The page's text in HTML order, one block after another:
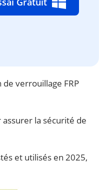
verrouillage FRP
assurer la sécurité de
et utilisés en 2025,